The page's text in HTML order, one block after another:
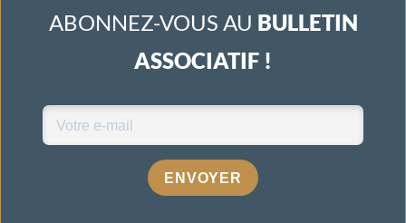
ABONNEZ-VOUS AU BULLETIN
ASSOCIATIF !
ENVOYER